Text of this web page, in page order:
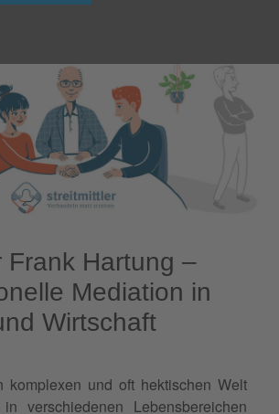
Frank Hartung –
Mediation in
Wirtschaft
komplexen und oft hektischen Welt
verschiedenen Lebensbereichen